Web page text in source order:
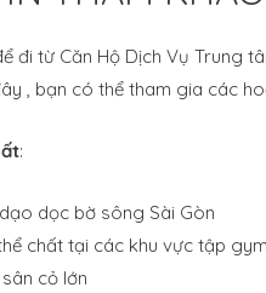
đi từ Căn Hộ Dịch Vụ Trung
, bạn có thể tham gia các
:
dọc bờ sông Sài Gòn
chất tại các khu vực tập
cỏ lớn